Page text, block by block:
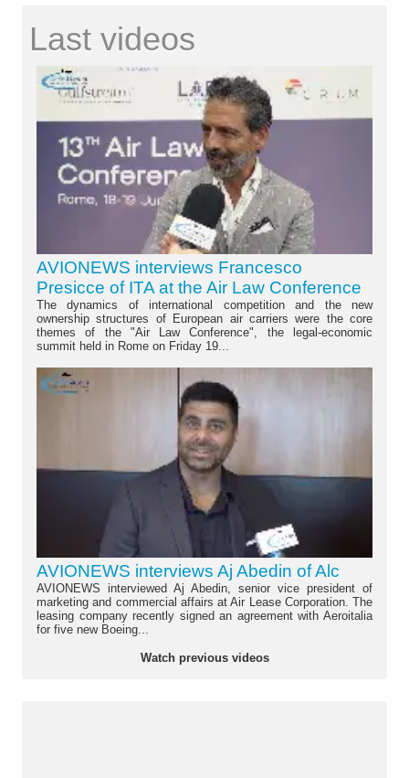
Last videos
AVIONEWS interviews Francesco
Presicce of ITA at the Air Law Conference
The dynamics of international competition and the new
ownership structures of European air carriers were the core
themes of the "Air Law Conference", the legal-economic
summit held in Rome on Friday 19...
AVIONEWS interviews Aj Abedin of Alc
AVIONEWS interviewed Aj Abedin, senior vice president of
marketing and commercial affairs at Air Lease Corporation. The
leasing company recently signed an agreement with Aeroitalia
for five new Boeing...
Watch previous videos